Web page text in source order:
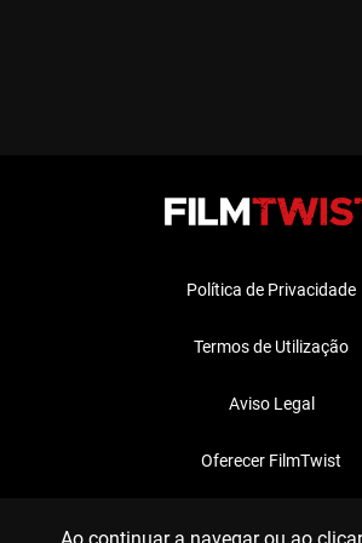
Política de Privacidade
Termos de Utilização
Aviso Legal
Oferecer FilmTwist